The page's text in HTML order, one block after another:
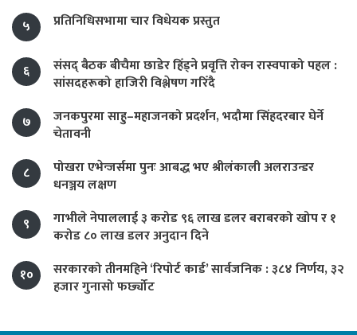
५
प्रतिनिधिसभामा चार विधेयक प्रस्तुत
६
संसद् बैठक बीचैमा छाडेर हिँड्ने प्रवृत्ति रोक्न रास्वपाको पहल :
सांसदहरूको हाजिरी विश्लेषण गरिँदै
७
जनकपुरमा साहु–महाजनको प्रदर्शन, भदौमा सिंहदरबार घेर्ने
चेतावनी
८
पोखरा एभेन्जर्समा पुनः आबद्ध भए श्रीलंकाली अलराउन्डर
धनञ्जय लक्षण
९
गाभीले नेपाललाई ३ करोड ९६ लाख डलर बराबरको खोप र १
करोड ८० लाख डलर अनुदान दिने
१०
सरकारको तीनमहिने ‘रिपोर्ट कार्ड’ सार्वजनिक : ३८४ निर्णय, ३२
हजार गुनासो फर्छ्योट